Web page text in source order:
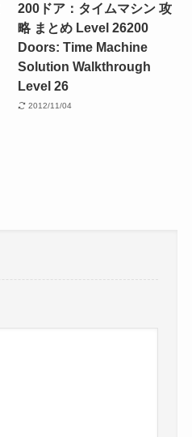
200ドア：タイムマシン 攻
略 まとめ Level 26200
Doors: Time Machine
Solution Walkthrough
Level 26
2012/11/04